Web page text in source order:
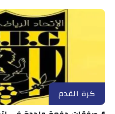
كرة القدم